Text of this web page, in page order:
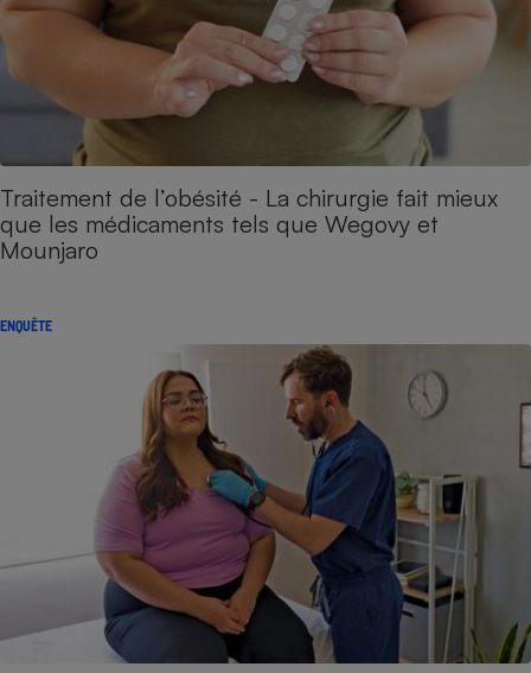
Traitement de l’obésité - La chirurgie fait mieux
que les médicaments tels que Wegovy et
Mounjaro
ENQUÊTE